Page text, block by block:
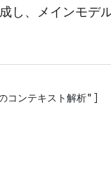
し、メインモデ
ンテキスト解析"]